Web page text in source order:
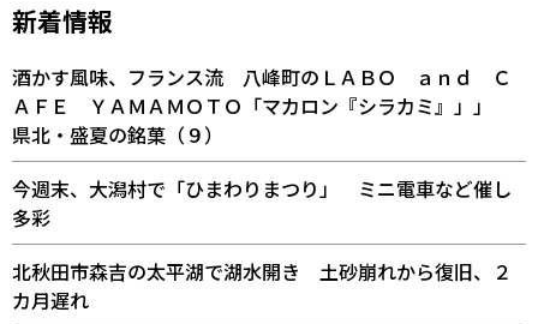
新着情報
酒かす風味、フランス流 八峰町のＬＡＢＯ ａｎｄ Ｃ
ＡＦＥ ＹＡＭＡＭＯＴＯ「マカロン『シラカミ』」」
県北・盛夏の銘菓（９）
今週末、大潟村で「ひまわりまつり」 ミニ電車など催し
多彩
北秋田市森吉の太平湖で湖水開き 土砂崩れから復旧、２
カ月遅れ